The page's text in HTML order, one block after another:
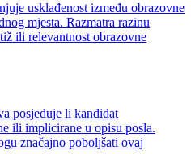
usklađenost između obrazovne
mjesta. Razmatra razinu
ili relevantnost obrazovne
posjeduje li kandidat
ili implicirane u opisu posla.
značajno poboljšati ovaj